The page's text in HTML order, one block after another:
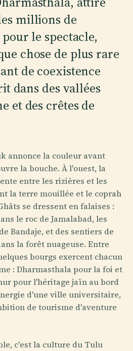
millions de
le spectacle,
chose de plus rare
de coexistence
dans des vallées
et des crêtes de
annonce la couleur avant
la bouche. À l'ouest, la
entre les rizières et les
la terre mouillée et le coprah
se dressent en falaises :
le roc de Jamalabad, les
Bandaje, et des sentiers de
la forêt nuageuse. Entre
bourgs exercent chacun
: Dharmasthala pour la foi et
pour l'héritage jaïn au bord
d'une ville universitaire,
de tourisme d'aventure
c'est la culture du Tulu